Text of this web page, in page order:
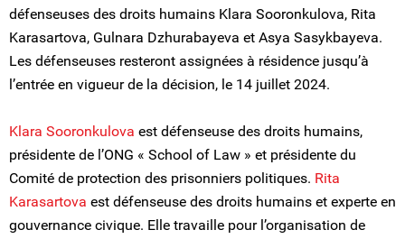
défenseuses des droits humains Klara Sooronkulova, Rita
Karasartova, Gulnara Dzhurabayeva et Asya Sasykbayeva.
Les défenseuses resteront assignées à résidence jusqu’à
l’entrée en vigueur de la décision, le 14 juillet 2024.
Klara Sooronkulova est défenseuse des droits humains,
présidente de l’ONG « School of Law » et présidente du
Comité de protection des prisonniers politiques. Rita
Karasartova est défenseuse des droits humains et experte en
gouvernance civique. Elle travaille pour l’organisation de